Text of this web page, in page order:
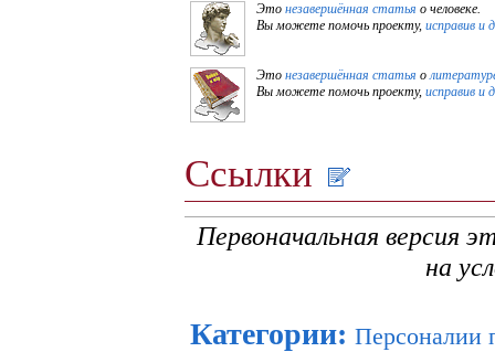
Это незавершённая статья о человеке.
Вы можете помочь проекту, исправив и
Это незавершённая статья о
Вы можете помочь проекту, исправив и
Ссылки
Первоначальная версия
на
Категории: Персоналии